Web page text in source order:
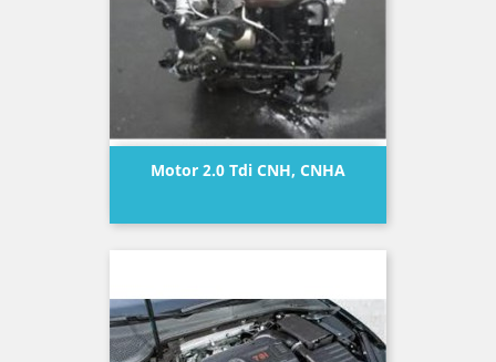
Motor 2.0 Tdi CNH, CNHA